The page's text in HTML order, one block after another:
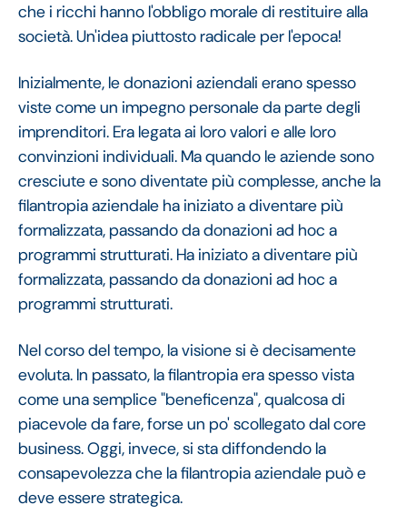
che i ricchi hanno l'obbligo morale di restituire alla
società. Un'idea piuttosto radicale per l'epoca!
Inizialmente, le donazioni aziendali erano spesso
viste come un impegno personale da parte degli
imprenditori. Era legata ai loro valori e alle loro
convinzioni individuali. Ma quando le aziende sono
cresciute e sono diventate più complesse, anche la
filantropia aziendale ha iniziato a diventare più
formalizzata, passando da donazioni ad hoc a
programmi strutturati. Ha iniziato a diventare più
formalizzata, passando da donazioni ad hoc a
programmi strutturati.
Nel corso del tempo, la visione si è decisamente
evoluta. In passato, la filantropia era spesso vista
come una semplice "beneficenza", qualcosa di
piacevole da fare, forse un po' scollegato dal core
business. Oggi, invece, si sta diffondendo la
consapevolezza che la filantropia aziendale può e
deve essere strategica.